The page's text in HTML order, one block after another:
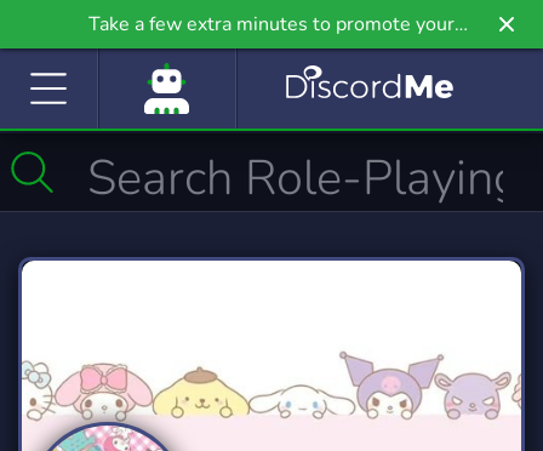
Take a few extra minutes to promote your
community even further on Griv.io, our newest